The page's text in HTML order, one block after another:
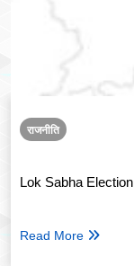
राजनीति
Lok Sabha Election
Read More